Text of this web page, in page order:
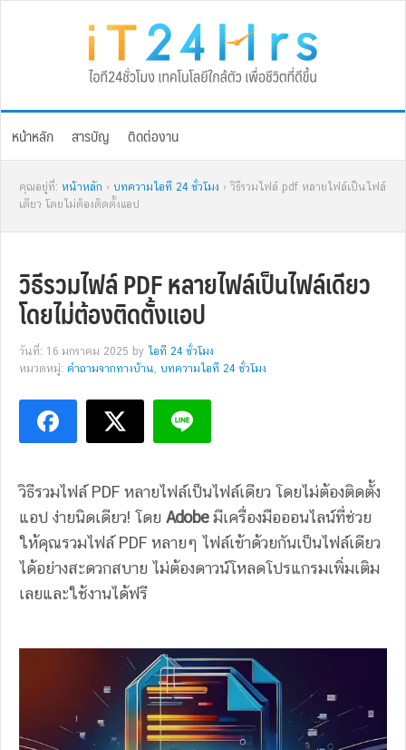
หน้าหลัก สารบัญ ติดต่องาน
คุณอยู่ที่: หน้าหลัก › บทความไอที 24 ชั่วโมง › วิธีรวมไฟล์ pdf หลายไฟล์เป็นไฟล์
เดียว โดยไม่ต้องติดตั้งแอป
วิธีรวมไฟล์ PDF หลายไฟล์เป็นไฟล์เดียว
โดยไม่ต้องติดตั้งแอป
วันที่: 16 มกราคม 2025 by ไอที 24 ชั่วโมง
หมวดหมู่: คำถามจากทางบ้าน, บทความไอที 24 ชั่วโมง
วิธีรวมไฟล์ PDF หลายไฟล์เป็นไฟล์เดียว โดยไม่ต้องติดตั้ง
แอป ง่ายนิดเดียว! โดย Adobeมีเครื่องมือออนไลน์ที่ช่วย
ให้คุณรวมไฟล์ PDF หลายๆ ไฟล์เข้าด้วยกันเป็นไฟล์เดียว
ได้อย่างสะดวกสบาย ไม่ต้องดาวน์โหลดโปรแกรมเพิ่มเติม
เลยและใช้งานได้ฟรี